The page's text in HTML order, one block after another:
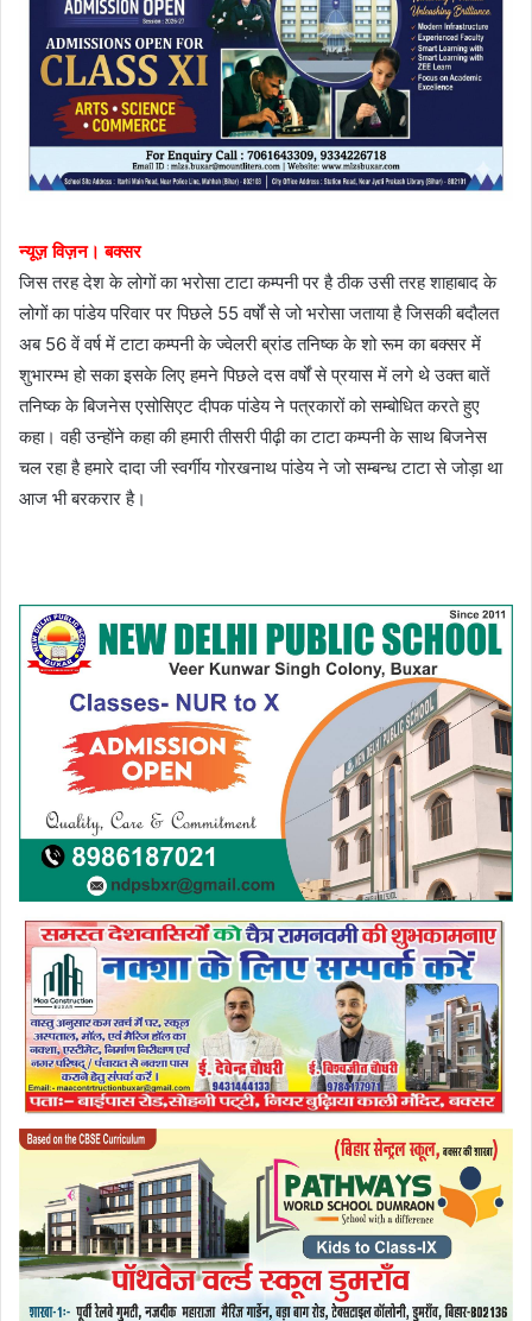
न्यूज़ विज़न। बक्सर
जिस तरह देश के लोगों का भरोसा टाटा कम्पनी पर है ठीक उसी तरह शाहाबाद के
लोगों का पांडेय परिवार पर पिछले 55 वर्षों से जो भरोसा जताया है जिसकी बदौलत
अब 56 वें वर्ष में टाटा कम्पनी के ज्वेलरी ब्रांड तनिष्क के शो रूम का बक्सर में
शुभारम्भ हो सका इसके लिए हमने पिछले दस वर्षों से प्रयास में लगे थे उक्त बातें
तनिष्क के बिजनेस एसोसिएट दीपक पांडेय ने पत्रकारों को सम्बोधित करते हुए
कहा। वही उन्होंने कहा की हमारी तीसरी पीढ़ी का टाटा कम्पनी के साथ बिजनेस
चल रहा है हमारे दादा जी स्वर्गीय गोरखनाथ पांडेय ने जो सम्बन्ध टाटा से जोड़ा था
आज भी बरकरार है।